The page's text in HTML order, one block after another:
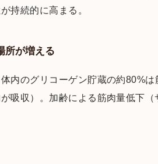
持続的に高まる。
が増える
内のグリコーゲン貯蔵の約80%
が吸収）。加齢による筋肉量低下